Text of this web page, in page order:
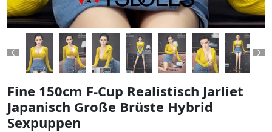
Previous
Fine 150cm F-Cup Realistisch Jarliet
Japanisch Große Brüste Hybrid
Sexpuppen